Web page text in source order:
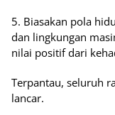
5. Biasakan pola
dan lingkungan
nilai positif dari
Terpantau, seluruh
lancar.